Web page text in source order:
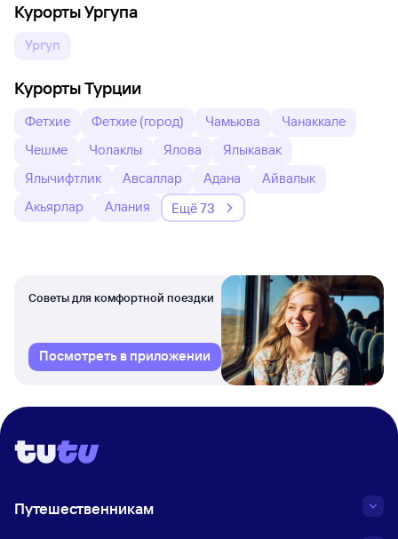
Курорты Ургупа
Ургуп
Курорты Турции
Фетхие Фетхие (город) Чамьюва
Чанаккале
Чешме
Чолаклы Ялова
Ялыкавак
Ялычифтлик
Авсаллар Адана
Айвалык
Акьярлар
Алания Ещё 73
Советы для комфортной поездки
Посмотреть в приложении
Путешественникам